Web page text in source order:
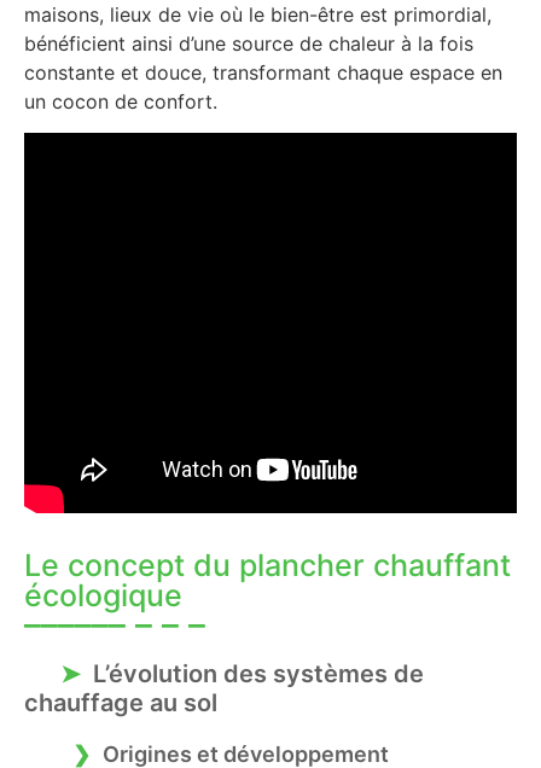
maisons, lieux de vie où le bien-être est primordial,
bénéficient ainsi d’une source de chaleur à la fois
constante et douce, transformant chaque espace en
un cocon de confort.
Le concept du plancher chauffant
écologique
L’évolution des systèmes de
chauffage au sol
Origines et développement